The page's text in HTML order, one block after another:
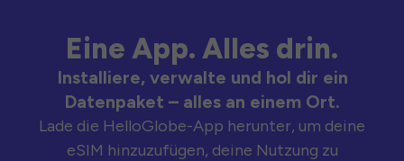
Eine App. Alles drin.
Installiere, verwalte und hol dir ein
Datenpaket – alles an einem Ort.
Lade die HelloGlobe-App herunter, um deine
eSIM hinzuzufügen, deine Nutzung zu